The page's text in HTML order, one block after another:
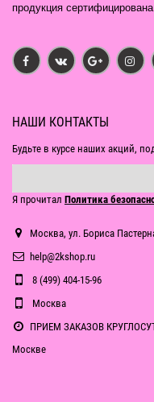
продукция
НАШИ КОНТАКТЫ
Будьте в курсе наших акций,
Я прочитал Политика
Москва, ул. Бориса
help@2kshop.ru
8 (499) 404-15-96
Москва
ПРИЕМ ЗАКАЗОВ
Москве